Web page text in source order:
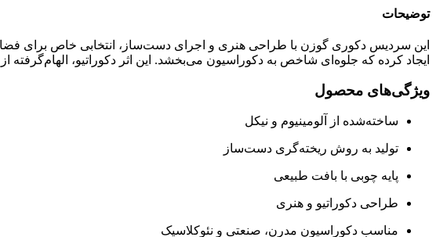
توضیحات
این سردیس دکوری گوزن با طراحی هنری و اجرای دست‌ساز، انتخابی خاص برای
ایجاد کرده که جلوه‌ای شاخص به دکوراسیون می‌بخشد. این اثر دکوراتیو،
ویژگی‌های محصول
ساخته‌شده از آلومینیوم و نیکل
تولید به روش ریخته‌گری دست‌ساز
پایه چوبی با بافت طبیعی
طراحی دکوراتیو و هنری
مناسب دکوراسیون مدرن، صنعتی و نئوکلاسیک